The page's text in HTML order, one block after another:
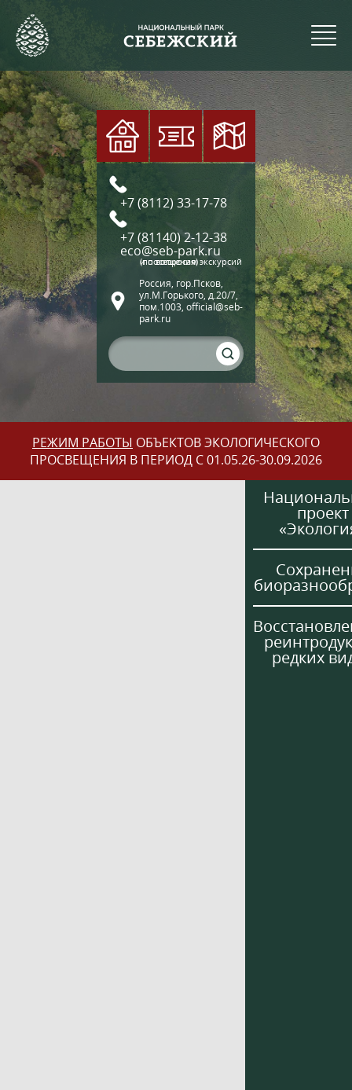
+7 (8112) 33-17-78
+7 (81140) 2-12-38
eco@seb-park.ru
(по вопросам экскурсий и посещения)
Россия, гор.Псков,
ул.М.Горького, д.20/7,
пом.1003, official@seb-
park.ru
РЕЖИМ РАБОТЫ ОБЪЕКТОВ ЭКОЛОГИЧЕСКОГО
ПРОСВЕЩЕНИЯ В ПЕРИОД С 01.05.26-30.09.2026
проект
редких